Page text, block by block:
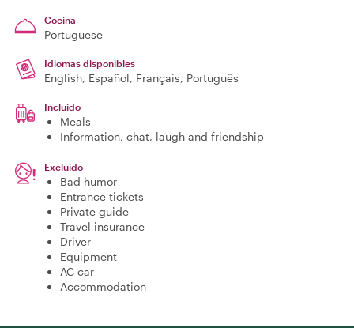
Cocina
Portuguese
Idiomas disponibles
English, Español, Français, Português
Incluido
Meals
Information, chat, laugh and friendship
Excluido
Bad humor
Entrance tickets
Private guide
Travel insurance
Driver
Equipment
AC car
Accommodation